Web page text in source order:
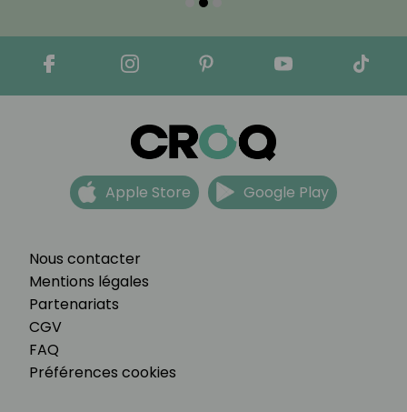
Nous contacter
Mentions légales
Partenariats
CGV
FAQ
Préférences cookies
Apple Store Google Play